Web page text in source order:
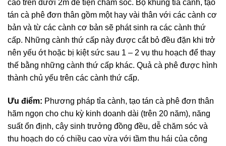
cao trên dưới 2m để tiện chăm sóc. Bộ khung tỉa cành, tạo
tán cà phê đơn thân gồm một hay vài thân với các cành cơ
bản và từ các cành cơ bản sẽ phát sinh ra các cành thứ
cấp. Những cành thứ cấp này được cắt bỏ đều đặn khi trở
nên yếu ớt hoặc bị kiệt sức sau 1 – 2 vụ thu hoạch để thay
thế bằng những cành thứ cấp khác. Quả cà phê được hình
thành chủ yếu trên các cành thứ cấp.
Ưu điểm: Phương pháp tỉa cành, tạo tán cà phê đơn thân
hãm ngọn cho chu kỳ kinh doanh dài (trên 20 năm), năng
suất ổn định, cây sinh trưởng đồng đều, dễ chăm sóc và
thu hoạch do có chiều cao vừa với tầm thu hái của công